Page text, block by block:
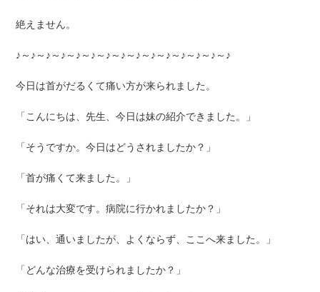
絶えません。
♪～♪～♪～♪～♪～♪～♪～♪～♪～♪～♪～♪～♪～♪～♪
今日は首がだるくて痛い方が来られました。
「こんにちは、先生、今日は妹の紹介できました。」
「そうですか。今日はどうされましたか？」
「首が痛くて来ました。」
「それは大変です。病院に行かれましたか？」
「はい、通いましたが、よくならず、ここへ来ました。」
「どんな治療を受けられましたか？」